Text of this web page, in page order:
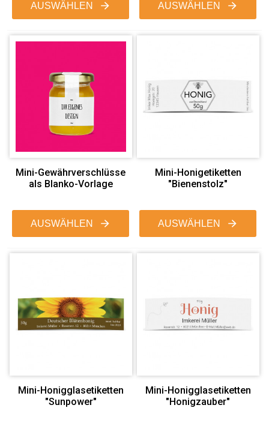
AUSWÄHLEN AUSWÄHLEN
Mini-Gewährverschlüsse
als Blanko-Vorlage
AUSWÄHLEN
Mini-Honigetiketten
"Bienenstolz"
AUSWÄHLEN
Mini-Honigglasetiketten
"Sunpower"
Mini-Honigglasetiketten
"Honigzauber"